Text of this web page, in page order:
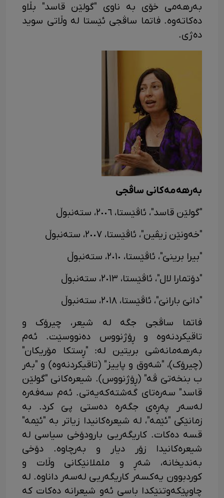
بەرهەمی خۆی بە ناوی "گولێن قاسد" بڵاو
دەکاتەوە. فاتما ساڤجی ئێستا لە وڵاتی سوید
دەژی.
بەرهەمەکانی ساڤجی
"گولێن قاسد"، ئاڤێستا، ٢٠٠٦، ستەنبوڵ
"خەونێن زیڤین"، ئاڤێستا، ٢٠٠٧، ستەنبوڵ
"بیرا برینێ"، ئاڤێستا، ٢٠١٠، ستەنبوڵ
"دۆتمارا لال"، ئاڤێستا، ٢٠١٣، ستەنبوڵ
"دانێ بارانێ"، ئاڤێستا، ٢٠١٨، ستەنبوڵ
فاتما ساڤجی جگە لە شیعر، چیرۆک و
تاقیکردنەوە و ڕۆژنووس دەنووسێت. ئەم
بەرهەمانەشی بریتین لە: "ڕستکا مۆریکان"
(چیرۆک)، "شەوق و پاییز" (تاقیکردنەوە) و "بەر
ب بنخەتێ ڤە" (ڕۆژنووس). شیعرەکانی "گولێن
قاسد" سەرەتای گەشتەکەیەتی. ئەم سەفەرە
لەسەر پەڕەی جگەرە دەستی پێ کرد. بە
زمانێکی "ئێمە"، لە شیعرەکانیدا زیاتر بە "ئێمە"
قسە دەکات. کاریگەریی بارودۆخی سیاسی لە
شیعرەکانیدا زۆر دیار و بەرچاوە. دۆخی
بەندیخانە، شەڕ و ململانێکانی وڵات و
کوردبوون یەکسەر کاریگەریی لەسەر داناوە. لە
چاوپێکەوتنێکدا باسی ئەو شیعرانە دەکات کە